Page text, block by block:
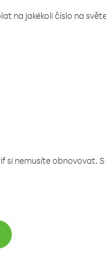
na jakékoli číslo na
si nemusíte obnovovat.